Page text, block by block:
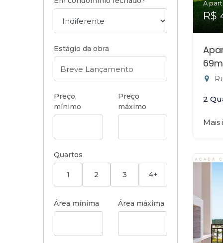
Estágio da obra
Preço
mínimo
Preço
máximo
Quartos
1 2 3 4+
Área mínima Área máxima
A
R$
2
Mais